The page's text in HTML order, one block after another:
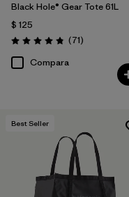
Black Hole® Gear Tote 61L
$ 125
Valoración: 4.9 / 5
(71Comentarios
)
Compara
Best Seller